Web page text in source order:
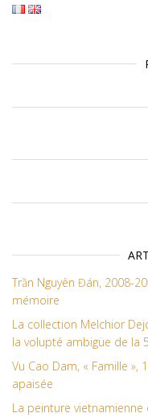
Trần Nguyên Đán, 2008-
mémoire
La collection Melchior
la volupté ambigüe de la
Vu Cao Dam, « Famille »,
apaisée
La peinture